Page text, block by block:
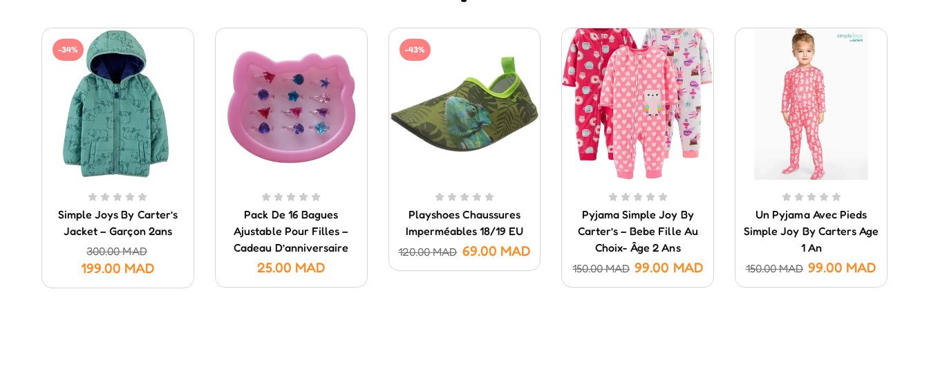
-34%
Simple Joys By Carter’s
Jacket – Garçon 2ans
300.00MAD
199.00 MAD
Pack De 16 Bagues
Ajustable Pour Filles –
Cadeau D’anniversaire
25.00 MAD
-43%
Playshoes Chaussures
Imperméables 18/19 EU
120.00MAD 69.00 MAD
Pyjama Simple Joy By
Carter’s – Bebe Fille Au
Choix- Âge 2 Ans
150.00MAD 99.00 MAD
Un Pyjama Avec Pieds
Simple Joy By Carters Age
1 An
150.00MAD 99.00 MAD